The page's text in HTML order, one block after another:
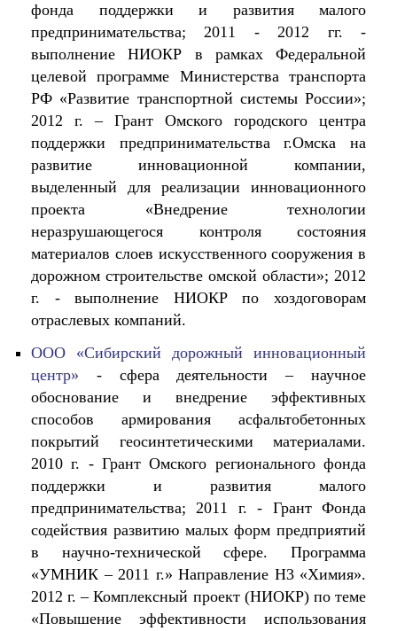
фонда поддержки и развития малого
предпринимательства; 2011 - 2012 гг. -
выполнение НИОКР в рамках Федеральной
целевой программе Министерства транспорта
РФ «Развитие транспортной системы России»;
2012 г. – Грант Омского городского центра
поддержки предпринимательства г.Омска на
развитие инновационной компании,
выделенный для реализации инновационного
проекта «Внедрение технологии
неразрушающегося контроля состояния
материалов слоев искусственного сооружения в
дорожном строительстве омской области»; 2012
г. - выполнение НИОКР по хоздоговорам
отраслевых компаний.
ООО «Сибирский дорожный инновационный
центр» - сфера деятельности – научное
обоснование и внедрение эффективных
способов армирования асфальтобетонных
покрытий геосинтетическими материалами.
2010 г. - Грант Омского регионального фонда
поддержки и развития малого
предпринимательства; 2011 г. - Грант Фонда
содействия развитию малых форм предприятий
в научно-технической сфере. Программа
«УМНИК – 2011 г.» Направление Н3 «Химия».
2012 г. – Комплексный проект (НИОКР) по теме
«Повышение эффективности использования